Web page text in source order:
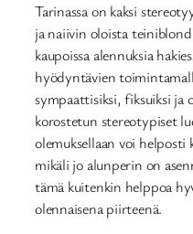
Tarinassa on kaksi
ja naiivin oloista
kaupoissa alennuksia
hyödyntävien
sympaattisiksi, fiksuiksi ja
korostetun stereotypiset
olemuksellaan voi
mikäli jo alunperin on
tämä kuitenkin helppoa
olennaisena piirteenä.